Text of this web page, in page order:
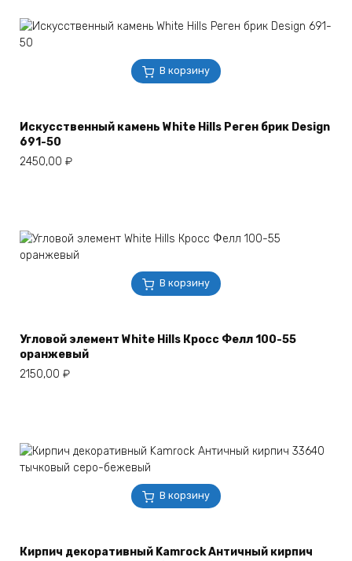
В корзину
Искусственный камень White Hills Реген брик Design
691-50
2450,00 ₽
В корзину
Угловой элемент White Hills Кросс Фелл 100-55
оранжевый
2150,00 ₽
В корзину
Кирпич декоративный Kamrock Античный кирпич